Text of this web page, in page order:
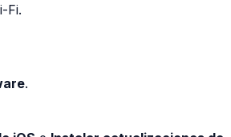
Fi.
.